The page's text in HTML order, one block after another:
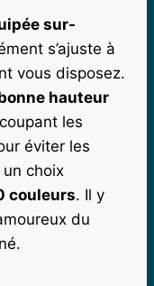
sur-
s’ajuste à
vous disposez.
hauteur
les
éviter les
choix
couleurs. Il y
du